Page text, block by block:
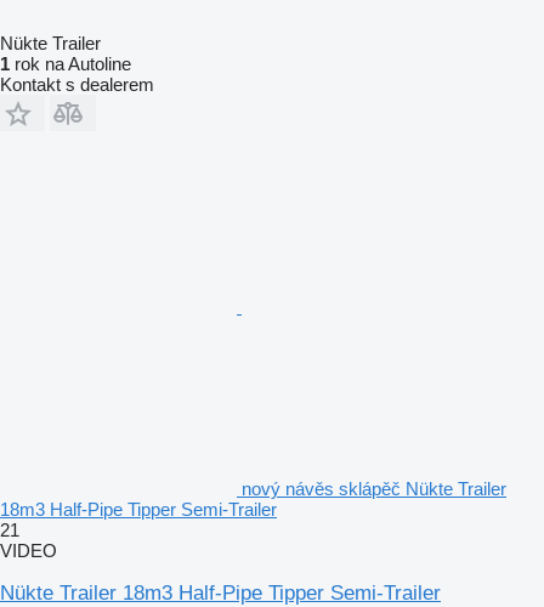
Nükte Trailer
1 rok na Autoline
Kontakt s dealerem
nový návěs sklápěč Nükte Trailer
18m3 Half-Pipe Tipper Semi-Trailer
21
VIDEO
Nükte Trailer 18m3 Half-Pipe Tipper Semi-Trailer